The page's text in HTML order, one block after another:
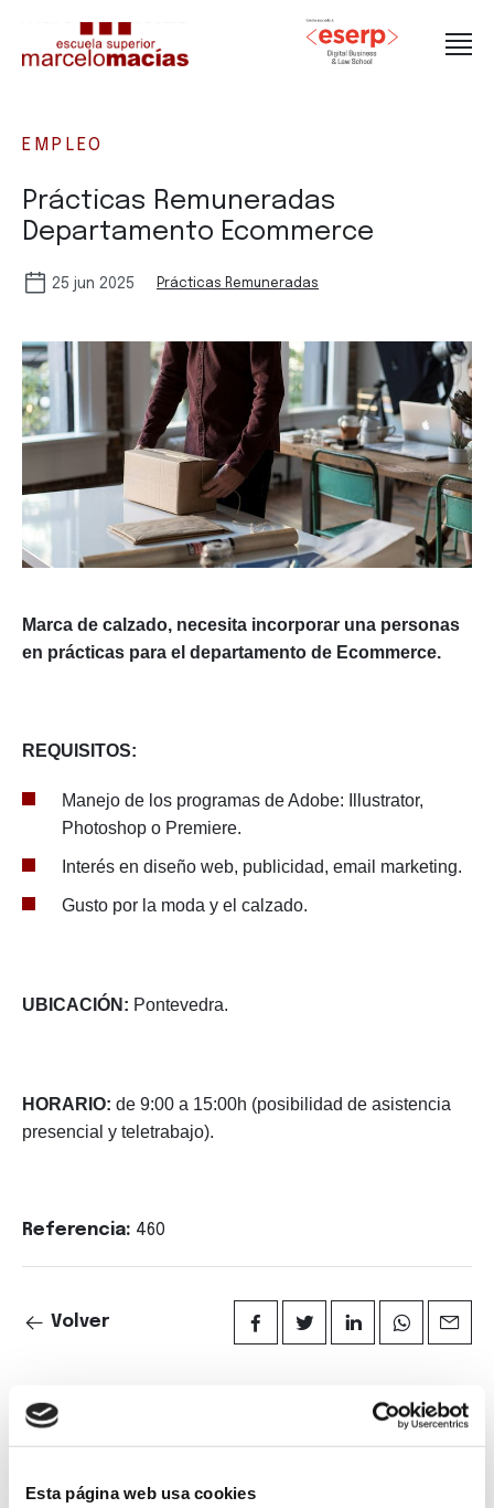
Esta página web usa cookies
EMPLEO
Prácticas Remuneradas
Departamento Ecommerce
25 jun 2025 Prácticas Remuneradas
Marca de calzado, necesita incorporar una personas
en prácticas para el departamento de Ecommerce.
REQUISITOS:
Manejo de los programas de Adobe: Illustrator,
Photoshop o Premiere.
Interés en diseño web, publicidad, email marketing.
Gusto por la moda y el calzado.
UBICACIÓN: Pontevedra.
HORARIO: de 9:00 a 15:00h (posibilidad de asistencia
presencial y teletrabajo).
Referencia: 460
Volver
Suscríbete a